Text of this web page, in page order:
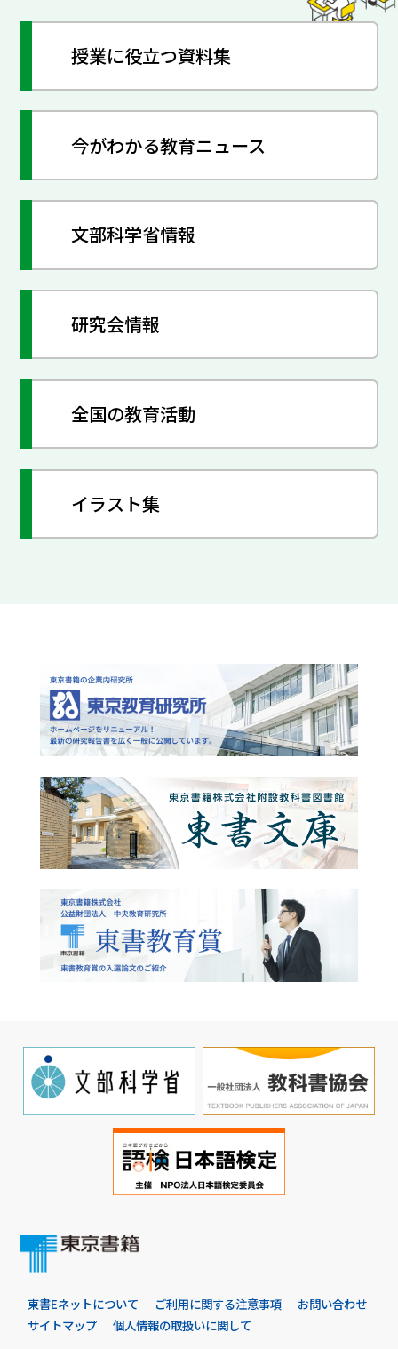
授業に役立つ資料集
今がわかる教育ニュース
文部科学省情報
研究会情報
全国の教育活動
イラスト集
東書Eネットについて ご利用に関する注意事項
お問い合わせ
サイトマップ
個人情報の取扱いに関して